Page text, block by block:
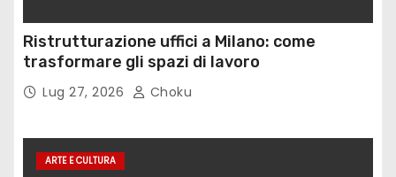
Ristrutturazione uffici a Milano: come
trasformare gli spazi di lavoro
Lug 27, 2026 Choku
ARTE E CULTURA